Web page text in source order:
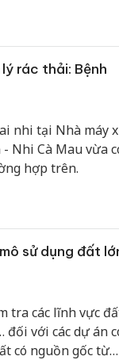
rác thải: Bệnh
nhi tại Nhà máy
Nhi Cà Mau vừa
hợp trên.
sử dụng đất
tra các lĩnh vực
với các dự án
có nguồn gốc từ